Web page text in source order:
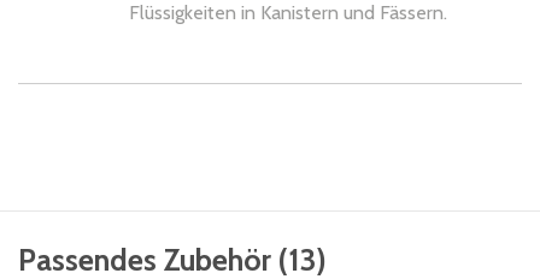
Flüssigkeiten in Kanistern und Fässern.
Passendes Zubehör (13)